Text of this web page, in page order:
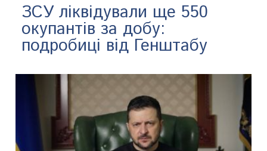
ЗСУ ліквідували ще 550
окупантів за добу:
подробиці від Генштабу